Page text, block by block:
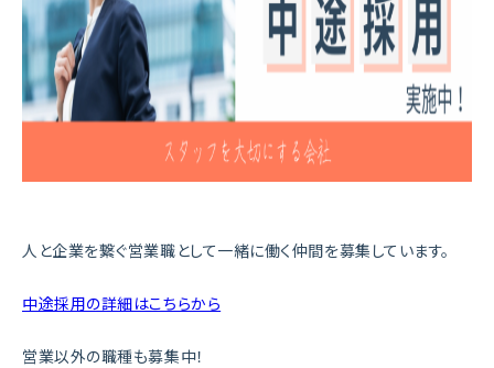
人と企業を繋ぐ営業職として一緒に働く仲間を募集しています。
中途採用の詳細はこちらから
営業以外の職種も募集中！